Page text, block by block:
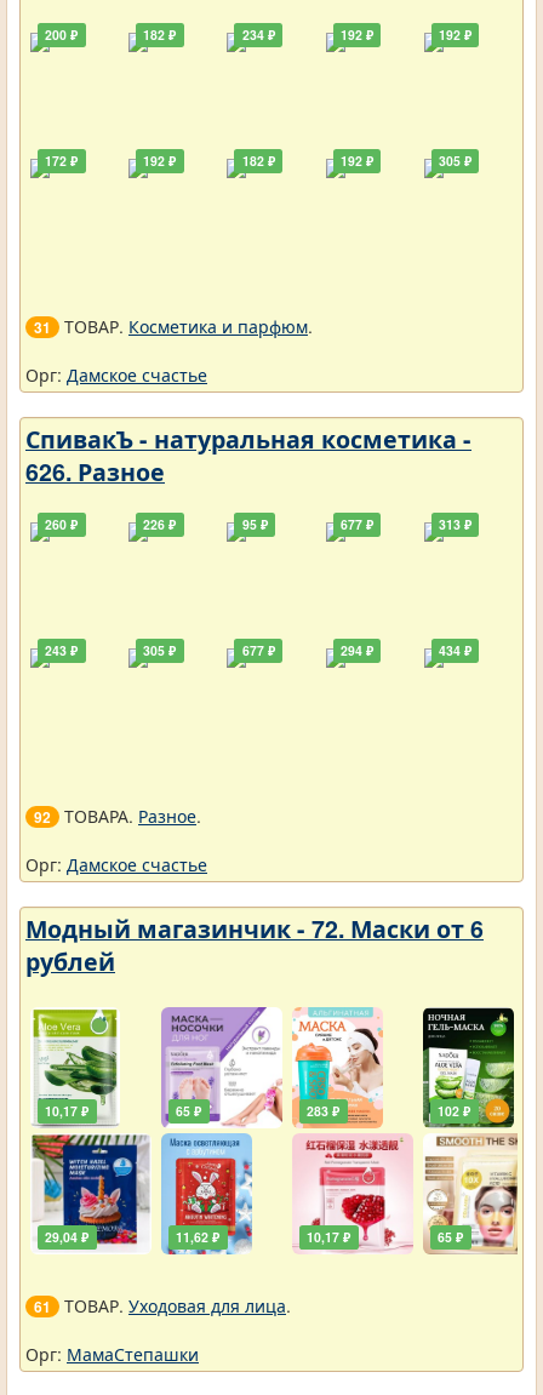
200 ₽
172 ₽
182 ₽
192 ₽
234 ₽
182 ₽
192 ₽
192 ₽
192 ₽
305 ₽
31 ТОВАР. Косметика и парфюм.
Орг: Дамское счастье
СпивакЪ - натуральная косметика -
626. Разное
260 ₽
243 ₽
226 ₽
305 ₽
95 ₽
677 ₽
677 ₽
294 ₽
313 ₽
434 ₽
92 ТОВАРА. Разное.
Орг: Дамское счастье
Модный магазинчик - 72. Маски от 6
рублей
10,17 ₽
29,04 ₽
65 ₽
11,62 ₽
283 ₽
10,17 ₽
102 ₽
65 ₽
61 ТОВАР. Уходовая для лица.
Орг: МамаСтепашки